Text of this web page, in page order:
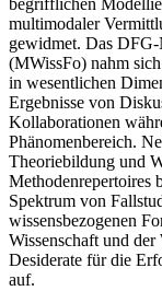
begrifflichen
multimodaler
gewidmet. Das
(MWissFo) nahm
in wesentlichen
Ergebnisse von
Kollaborationen
Phänomenbereich.
Theoriebildung und
Methodenrepertoires
Spektrum von
wissensbezogenen
Wissenschaft und
Desiderate für die
auf.